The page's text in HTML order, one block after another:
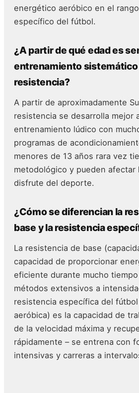
energético aeróbico en el
específico del fútbol.
¿A partir de qué edad es
entrenamiento sistemático
resistencia?
A partir de aproximadamente
resistencia se desarrolla mejor
entrenamiento lúdico con
programas de
menores de 13 años rara vez
metodológico y pueden afectar
disfrute del deporte.
¿Cómo se diferencian la
base y la resistencia
La resistencia de base
capacidad de proporcionar
eficiente durante mucho
métodos extensivos a
resistencia específica del
aeróbica) es la capacidad de
de la velocidad máxima y
rápidamente – se entrena con
intensivas y carreras a